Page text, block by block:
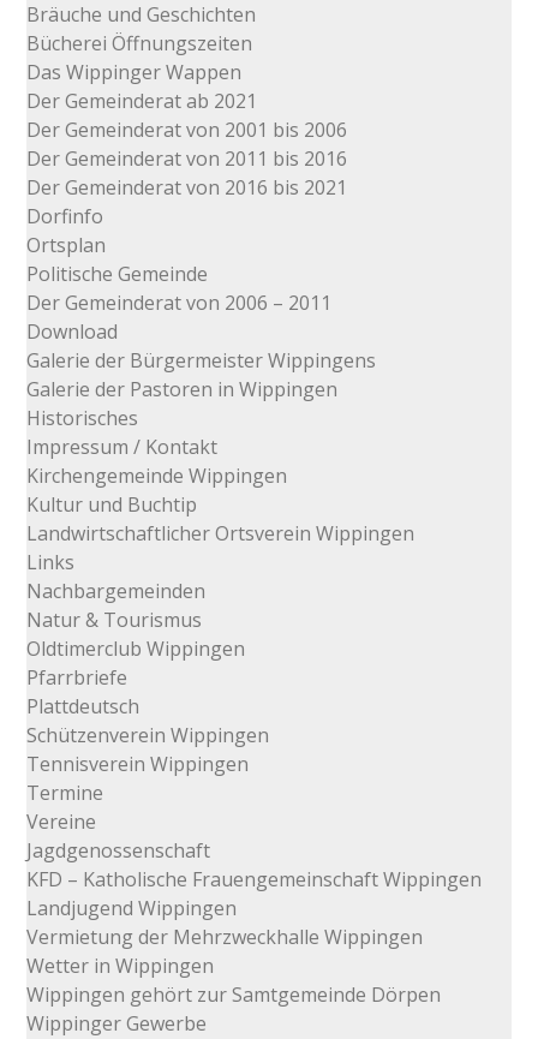
Bräuche und Geschichten
Bücherei Öffnungszeiten
Das Wippinger Wappen
Der Gemeinderat ab 2021
Der Gemeinderat von 2001 bis 2006
Der Gemeinderat von 2011 bis 2016
Der Gemeinderat von 2016 bis 2021
Dorfinfo
Ortsplan
Politische Gemeinde
Der Gemeinderat von 2006 – 2011
Download
Galerie der Bürgermeister Wippingens
Galerie der Pastoren in Wippingen
Historisches
Impressum / Kontakt
Kirchengemeinde Wippingen
Kultur und Buchtip
Landwirtschaftlicher Ortsverein Wippingen
Links
Nachbargemeinden
Natur & Tourismus
Oldtimerclub Wippingen
Pfarrbriefe
Plattdeutsch
Schützenverein Wippingen
Tennisverein Wippingen
Termine
Vereine
Jagdgenossenschaft
KFD – Katholische Frauengemeinschaft Wippingen
Landjugend Wippingen
Vermietung der Mehrzweckhalle Wippingen
Wetter in Wippingen
Wippingen gehört zur Samtgemeinde Dörpen
Wippinger Gewerbe